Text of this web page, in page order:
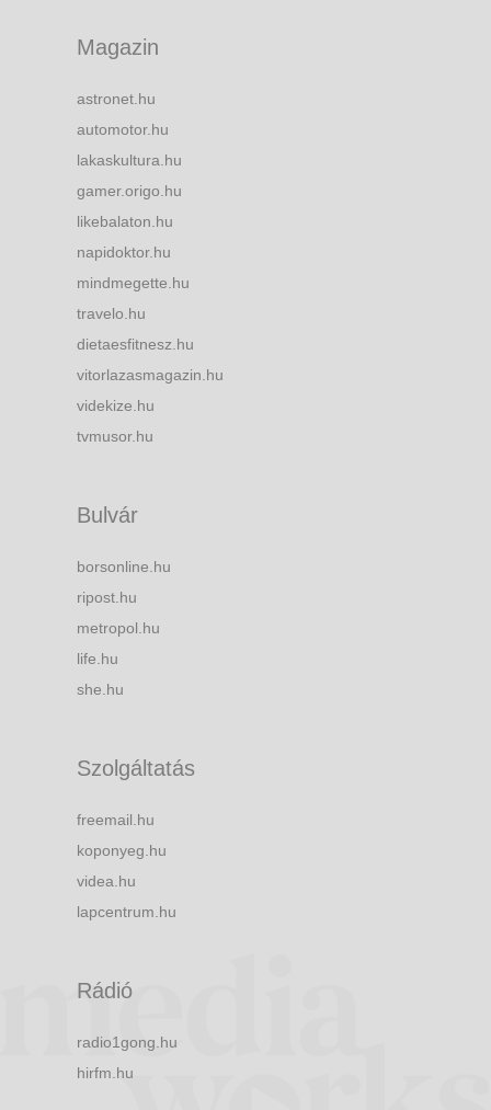
Magazin
astronet.hu
automotor.hu
lakaskultura.hu
gamer.origo.hu
likebalaton.hu
napidoktor.hu
mindmegette.hu
travelo.hu
dietaesfitnesz.hu
vitorlazasmagazin.hu
videkize.hu
tvmusor.hu
Bulvár
borsonline.hu
ripost.hu
metropol.hu
life.hu
she.hu
Szolgáltatás
freemail.hu
koponyeg.hu
videa.hu
lapcentrum.hu
Rádió
radio1gong.hu
hirfm.hu